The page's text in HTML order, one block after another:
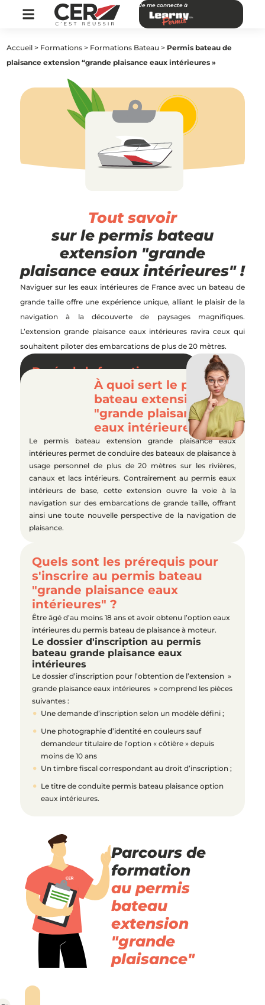
Je me connecte à
Accueil > Formations > Formations Bateau > Permis bateau de
plaisance extension “grande plaisance eaux intérieures »
Tout savoir
sur le permis bateau
extension "grande
plaisance eaux intérieures" !
Naviguer sur les eaux intérieures de France avec un bateau de
grande taille offre une expérience unique, alliant le plaisir de la
navigation à la découverte de paysages magnifiques.
L’extension grande plaisance eaux intérieures ravira ceux qui
souhaitent piloter des embarcations de plus de 20 mètres.
Durée de la formation au
permis bateau extension
"grande plaisance eaux
intérieures"
9 heures de formation minimum
À quoi sert le permis
bateau extension
"grande plaisance
eaux intérieures" ?
Le permis bateau extension grande plaisance eaux
intérieures permet de conduire des bateaux de plaisance à
usage personnel de plus de 20 mètres sur les rivières,
canaux et lacs intérieurs. Contrairement au permis eaux
intérieurs de base, cette extension ouvre la voie à la
navigation sur des embarcations de grande taille, offrant
ainsi une toute nouvelle perspective de la navigation de
plaisance.
Quels sont les prérequis pour
s'inscrire au permis bateau
"grande plaisance eaux
intérieures" ?
Être âgé d’au moins 18 ans et avoir obtenu l’option eaux
intérieures du permis bateau de plaisance à moteur.
Le dossier d'inscription au permis
bateau grande plaisance eaux
intérieures
Le dossier d’inscription pour l’obtention de l’extension »
grande plaisance eaux intérieures » comprend les pièces
suivantes :
Une demande d’inscription selon un modèle défini ;
Une photographie d’identité en couleurs sauf
demandeur titulaire de l’option « côtière » depuis
moins de 10 ans
Un timbre fiscal correspondant au droit d’inscription ;
Le titre de conduite permis bateau plaisance option
eaux intérieures.
Parcours de
formation
au permis
bateau
extension
"grande
plaisance"